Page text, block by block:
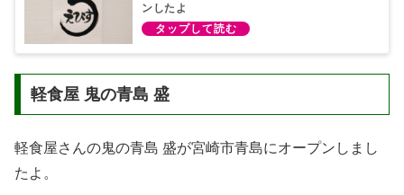
ンしたよ
軽食屋 鬼の青島 盛
軽食屋さんの鬼の青島 盛が宮崎市青島にオープンしまし
たよ。